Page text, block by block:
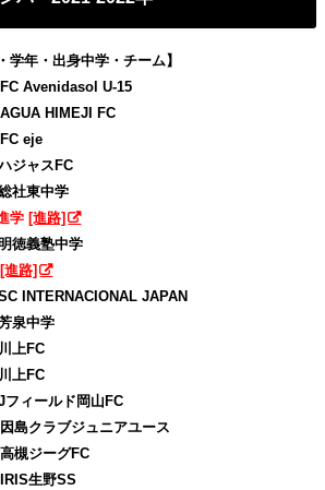
学年・出身中学・チーム】
Avenidasol U-15
HIMEJI FC
eje
ジャスFC
社東中学
学 [進路]
義塾中学
[進路]
INTERNACIONAL JAPAN
泉中学
上FC
上FC
ィールド岡山FC
クラブジュニアユース
槻ジーグFC
生野SS